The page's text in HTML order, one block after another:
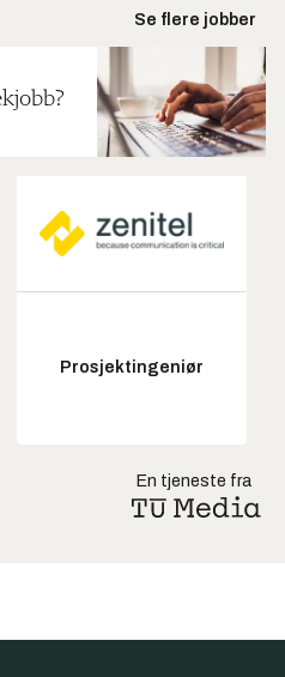
Se flere jobber
Prosjektingeniør
En tjeneste fra